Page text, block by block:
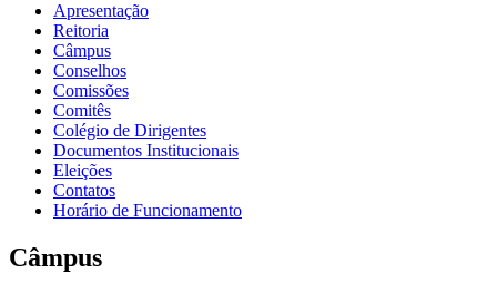
Apresentação
Reitoria
Câmpus
Conselhos
Comissões
Comitês
Colégio de Dirigentes
Documentos Institucionais
Eleições
Contatos
Horário de Funcionamento
Câmpus